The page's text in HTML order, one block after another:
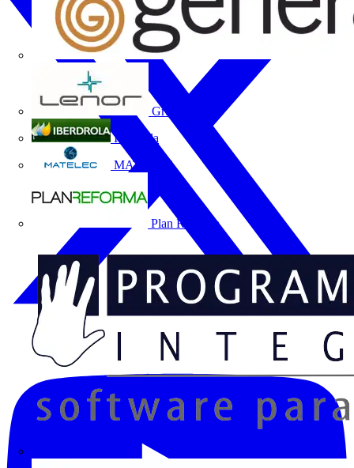
Grupo Lenor
Iberdrola
MATELEC
Plan Reforma